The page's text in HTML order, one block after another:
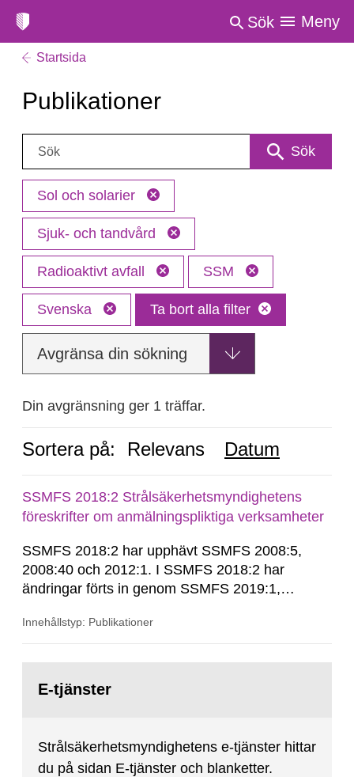
Sök Meny
Startsida
Publikationer
Sök: Sök
Sol och solarier
Sjuk- och tandvård
Radioaktivt avfall SSM
Svenska Ta bort alla filter
Avgränsa din sökning
Din avgränsning ger 1 träffar.
Sortera på: Relevans Datum
SSMFS 2018:2 Strålsäkerhetsmyndighetens
föreskrifter om anmälningspliktiga verksamheter
SSMFS 2018:2 har upphävt SSMFS 2008:5,
2008:40 och 2012:1. I SSMFS 2018:2 har
ändringar förts in genom SSMFS 2019:1,
Innehållstyp: Publikationer
sida:E-tjänster
Strålsäkerhetsmyndighetens e-tjänster hittar
du på sidan E-tjänster och blanketter.